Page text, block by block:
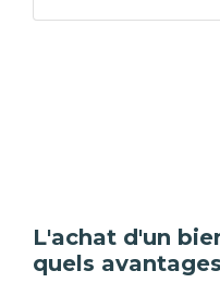
L'achat d'un
quels